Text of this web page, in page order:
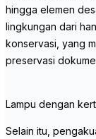
hingga elemen
lingkungan dari
konservasi, yang
preservasi
Lampu dengan
Selain itu,